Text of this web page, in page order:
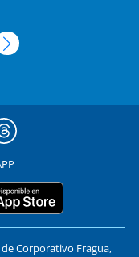
Corporativo Fragua,